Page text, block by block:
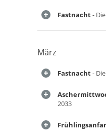
Fastnacht-
März
Fastnacht-
2033